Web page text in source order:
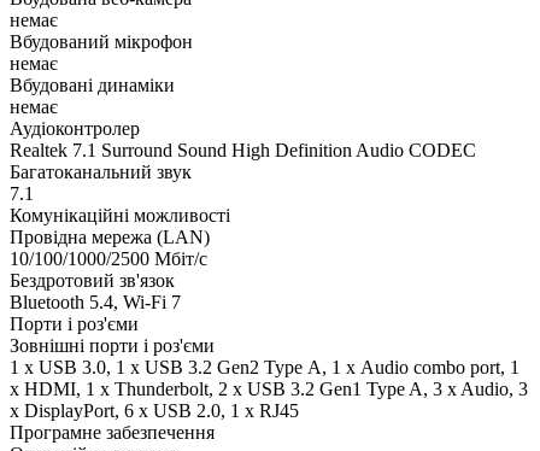
немає
Вбудований мікрофон
немає
Вбудовані динаміки
немає
Аудіоконтролер
Realtek 7.1 Surround Sound High Definition Audio CODEC
Багатоканальний звук
7.1
Комунікаційні можливості
Провідна мережа (LAN)
10/100/1000/2500 Мбіт/с
Бездротовий зв'язок
Bluetooth 5.4, Wi-Fi 7
Порти і роз'єми
Зовнішні порти і роз'єми
1 x USB 3.0, 1 x USB 3.2 Gen2 Type А, 1 х Audio combo port, 1
х HDMI, 1 х Thunderbolt, 2 x USB 3.2 Gen1 Type A, 3 x Audio, 3
x DisplayPort, 6 x USB 2.0, 1 x RJ45
Програмне забезпечення